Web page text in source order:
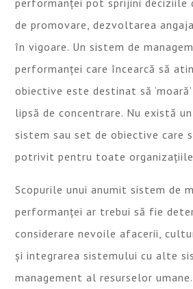
de promovare, dezvoltarea
în vigoare. Un sistem de
performanței care încearcă să
obiective este destinat să
lipsă de concentrare. Nu există
sistem sau set de obiective care
potrivit pentru toate
Scopurile unui anumit sistem de
performanței ar trebui să fie
considerare nevoile afacerii,
și integrarea sistemului cu alte
management al resurselor